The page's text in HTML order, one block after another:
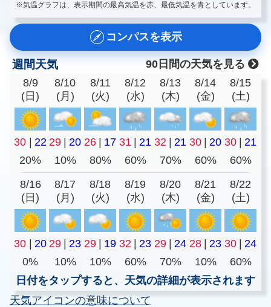
※気温グラフは、表示期間の最高気温を赤、最低気温を青としています。
コンパスを表示
週間天気
90日間の天気を見る
8/9
(日)
8/10
(月)
8/11
(火)
8/12
(水)
8/13
(木)
8/14
(金)
8/15
(土)
30 22 29 20 26 17 31 21 32 21 30 20 30
21
20%
10% 80% 60% 70% 60% 60%
8/16
(日)
8/17
(月)
8/18
(火)
8/19
(水)
8/20
(木)
8/21
(金)
8/22
(土)
30 20 29 23 29 19 32 23 29 24 28 23 30
24
0%
10% 10% 60% 70% 10%
60%
日付をタップすると、天気の詳細が表示されます
天気アイコンの意味について